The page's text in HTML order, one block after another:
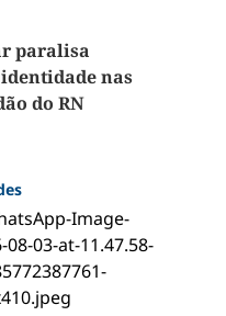
paralisa
nas
do RN